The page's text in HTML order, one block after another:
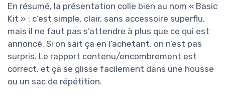
En résumé, la présentation colle bien au nom « Basic
Kit » : c’est simple, clair, sans accessoire superflu,
mais il ne faut pas s’attendre à plus que ce qui est
annoncé. Si on sait ça en l’achetant, on n’est pas
surpris. Le rapport contenu/encombrement est
correct, et ça se glisse facilement dans une housse
ou un sac de répétition.